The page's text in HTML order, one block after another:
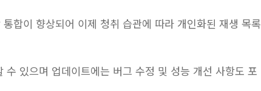
합이 향상되어 이제 청취 습관에 따라 개인화된 재생 목록
있으며 업데이트에는 버그 수정 및 성능 개선 사항도 포